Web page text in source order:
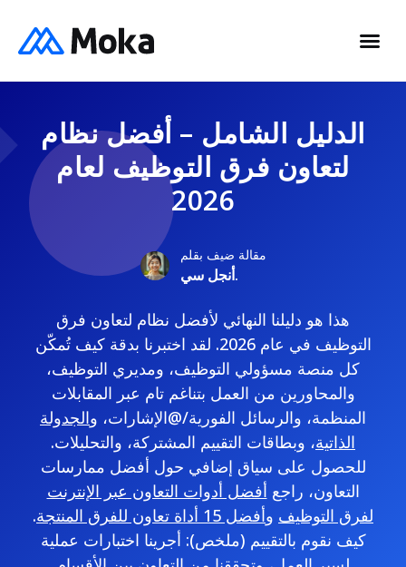
الدليل الشامل – أفضل نظام
لتعاون فرق التوظيف لعام
2026
مقالة ضيف بقلم
أنجل سي.
هذا هو دليلنا النهائي لأفضل نظام لتعاون فرق
التوظيف في عام 2026. لقد اختبرنا بدقة كيف تُمكّن
كل منصة مسؤولي التوظيف، ومديري التوظيف،
والمحاورين من العمل بتناغم تام عبر المقابلات
المنظمة، والرسائل الفورية/@الإشارات، والجدولة
الذاتية، وبطاقات التقييم المشتركة، والتحليلات.
للحصول على سياق إضافي حول أفضل ممارسات
التعاون، راجع أفضل أدوات التعاون عبر الإنترنت
لفرق التوظيف وأفضل 15 أداة تعاون للفرق المنتجة
.
كيف نقوم بالتقييم (ملخص): أجرينا اختبارات عملية